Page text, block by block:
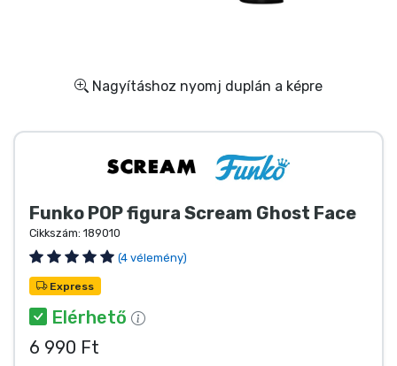
Nagyításhoz nyomj duplán a képre
Funko POP figura Scream Ghost Face
Cikkszám: 189010
(4 vélemény)
Express
Elérhető
6 990 Ft
Gamer cuccok
Sportos cuccok
Zenés cuccok
Terméktípusok